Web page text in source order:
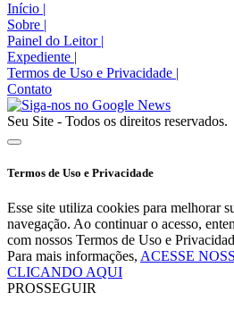
Início |
Sobre |
Painel do Leitor |
Expediente |
Termos de Uso e Privacidade |
Contato
Seu Site - Todos os direitos reservados.
Termos de Uso e Privacidade
Esse site utiliza cookies para melhorar
navegação. Ao continuar o acesso,
com nossos Termos de Uso e
Para mais informações, ACESSE
CLICANDO AQUI
PROSSEGUIR